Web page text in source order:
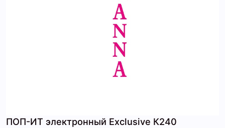
ПОП-ИТ электронный Exclusive К240